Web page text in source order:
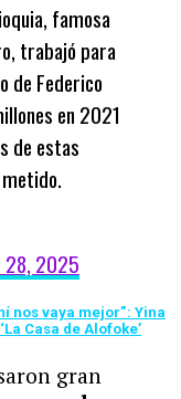
famosa
trabajó para
de Federico
en 2021
de estas
28, 2025
nos vaya mejor”: Yina
Casa de Alofoke’
gran